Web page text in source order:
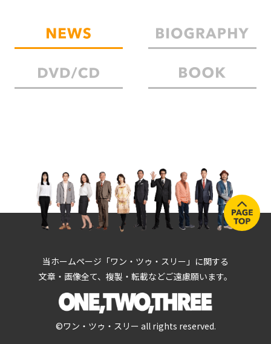
当ホームページ「ワン・ツゥ・スリー」に関する
文章・画像全て、複製・転載などご遠慮願います。
©ワン・ツゥ・スリー all rights reserved.